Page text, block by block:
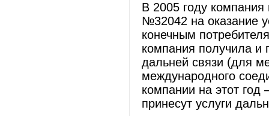
В 2005 году
№32042 на оказание
конечным
компания получила
дальней связи (для
международного
компании на этот
принесут услуги